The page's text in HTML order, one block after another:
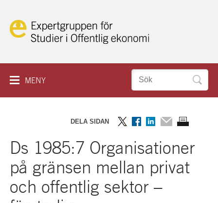
Hoppa
MENY
SEMINARIER
PROJEKT
ESO PLAY
Sök
DELA SIDAN
på
Twitter
på
Facebook
på
LinkedIn
via
mail
ut
Ds 1985:7 Organisationer
på gränsen mellan privat
och offentlig sektor –